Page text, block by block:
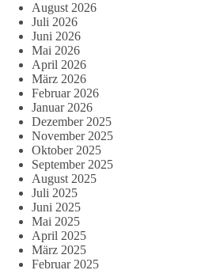
August 2026
Juli 2026
Juni 2026
Mai 2026
April 2026
März 2026
Februar 2026
Januar 2026
Dezember 2025
November 2025
Oktober 2025
September 2025
August 2025
Juli 2025
Juni 2025
Mai 2025
April 2025
März 2025
Februar 2025